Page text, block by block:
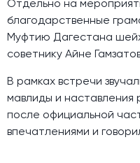
Отдельно на
благодарственные
Муфтию Дагестана
советнику Айне
В рамках встречи
мавлиды и наставления
после официальной
впечатлениями и